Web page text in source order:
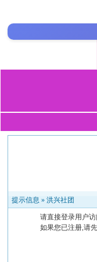
提示信息 »洪兴社团
请直接登录用户
如果您已注册,请